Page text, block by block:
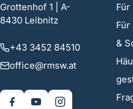
Grottenhof 1 | A-
8430 Leibnitz
+43 3452 84510
office@rmsw.at
Für
Für
&